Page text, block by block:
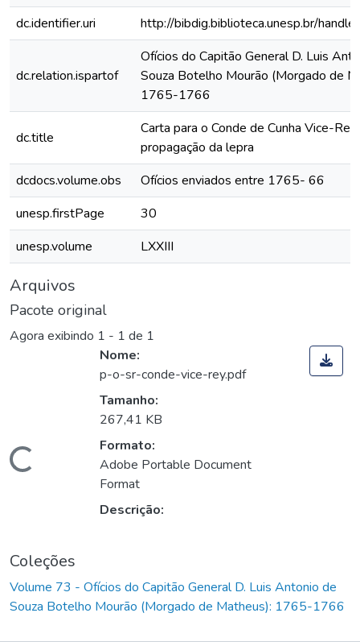
dc.identifier.uri
http://bibdig.biblioteca.unesp.br/
dc.relation.ispartof
Ofícios do Capitão General D. Luis
Souza Botelho Mourão (Morgado de
1765-1766
dc.title
Carta para o Conde de Cunha Vice-Rei
propagação da lepra
dcdocs.volume.obs
Ofícios enviados entre 1765- 66
unesp.firstPage
30
unesp.volume
LXXIII
Arquivos
Pacote original
Agora exibindo 1 - 1 de 1
Carregando...
Nome:
p-o-sr-conde-vice-rey.pdf
Tamanho:
267,41 KB
Formato:
Adobe Portable Document
Format
Descrição:
Coleções
Volume 73 - Ofícios do Capitão General D. Luis Antonio de
Souza Botelho Mourão (Morgado de Matheus): 1765-1766